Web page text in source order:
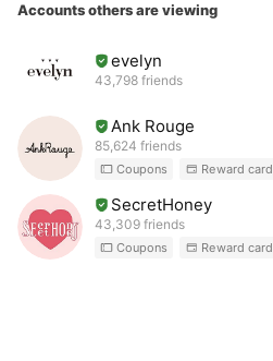
Accounts others are viewing
evelyn
43,798 friends
Ank Rouge
85,624 friends
Coupons Reward card
SecretHoney
43,309 friends
Coupons Reward card